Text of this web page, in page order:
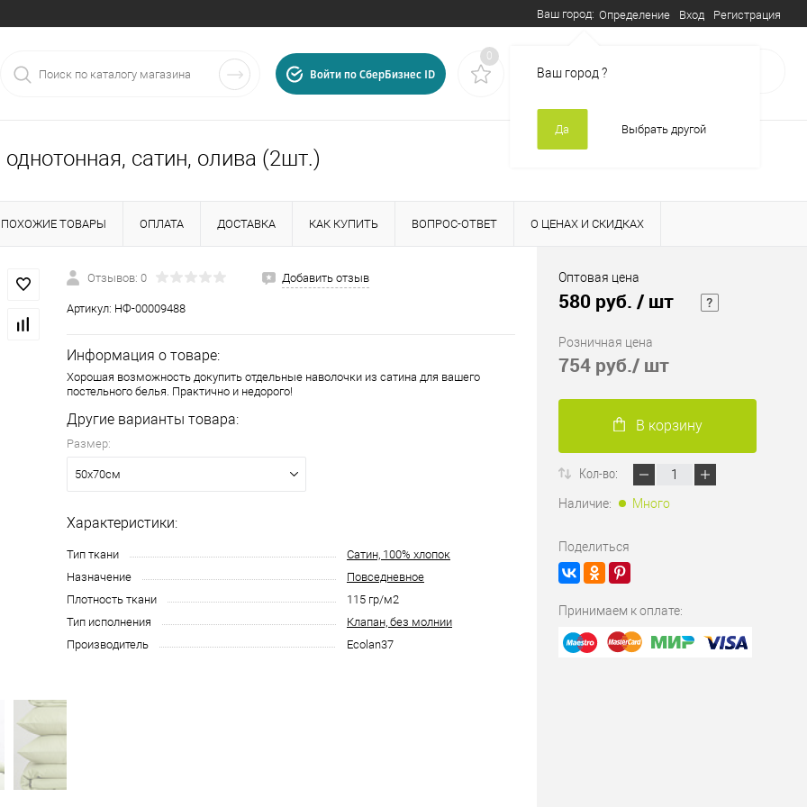
Ваш город: Определение
Ваш город?
Да Выбрать другой
Вход Регистрация
Иваново,ул.
круглосуточно
Войти по СберБизнес ID
0
сатин, олива (2шт.)
ПОХОЖИЕ ТОВАРЫ ОПЛАТА ДОСТАВКА КАК КУПИТЬ ВОПРОС-ОТВЕТ О ЦЕНАХ И СКИДКАХ
Отзывов: 0 Добавить отзыв
Артикул: НФ-00009488
Информация о товаре:
Хорошая возможность докупить отдельные наволочки из сатина для вашего
постельного белья. Практично и недорого!
Другие варианты товара:
Размер:
50х70см
Характеристики:
Тип ткани
Сатин, 100% хлопок
Назначение
Повседневное
Плотность ткани
115 гр/м2
Тип исполнения
Клапан, без молнии
Производитель
Ecolan37
Оптовая цена
580 руб. / шт
Розничная цена
754 руб./ шт
В корзину
Кол-во:
Наличие: Много
Поделиться
Принимаем к оплате: